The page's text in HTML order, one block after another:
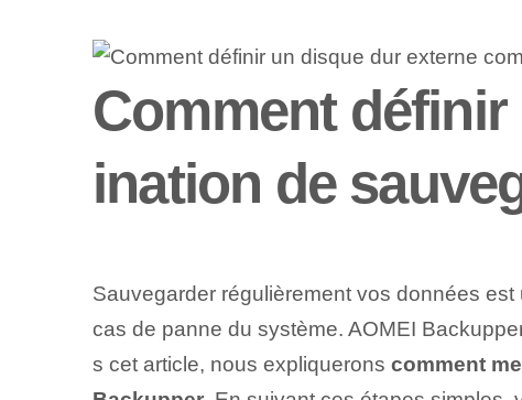
Comment
ination de
Sauvegarder régulièrement vos données
cas de panne du système. AOMEI
s cet article, nous expliquerons comment